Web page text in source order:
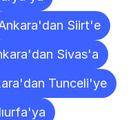
Siirt'e
Sivas'a
Tunceli'ye